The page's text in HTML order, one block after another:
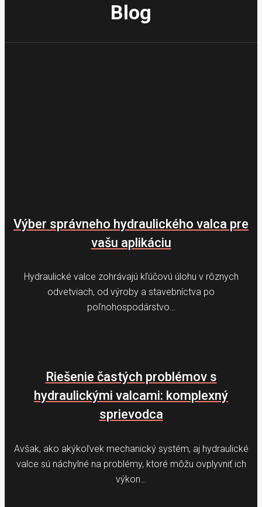
Blog
Výber správneho hydraulického valca pre
vašu aplikáciu
Hydraulické valce zohrávajú kľúčovú úlohu v rôznych
odvetviach, od výroby a stavebníctva po
poľnohospodárstvo…
Riešenie častých problémov s
hydraulickými valcami: komplexný
sprievodca
Avšak, ako akýkoľvek mechanický systém, aj hydraulické
valce sú náchylné na problémy, ktoré môžu ovplyvniť ich
výkon…